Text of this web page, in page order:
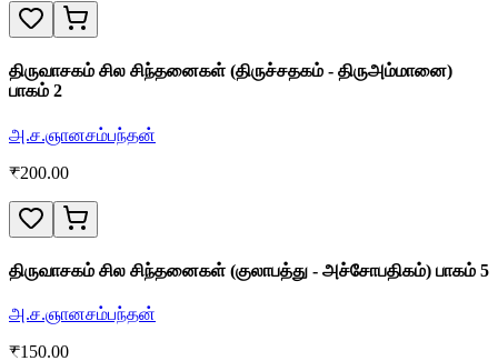
திருவாசகம் சில சிந்தனைகள் (திருச்சதகம் - திருஅம்மானை)
பாகம் 2
அ.ச.ஞானசம்பந்தன்
₹200.00
திருவாசகம் சில சிந்தனைகள் (குலாபத்து - அச்சோபதிகம்) பாகம் 5
அ.ச.ஞானசம்பந்தன்
₹150.00